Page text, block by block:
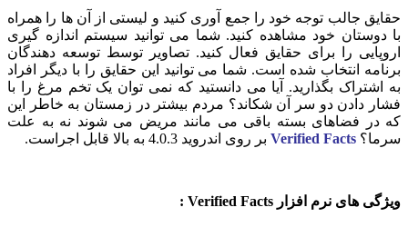
حقایق جالب توجه خود را جمع آوری کنید و لیستی از آن ها را همراه
با دوستان خود مشاهده کنید. شما می توانید سیستم اندازه گیری
اروپایی را برای حقایق فعال کنید. تصاویر توسط توسعه دهندگان
برنامه انتخاب شده است. شما می توانید این حقایق را با دیگر افراد
به اشتراک بگذارید. آیا می دانستید که نمی توان یک تخم مرغ را با
فشار دادن دو سر آن شکاند؟ مردم بیشتر در زمستان به خاطر این
که در فضاهای بسته باقی می مانند مریض می شوند نه به علت
سرما؟ Verified Facts بر روی اندروید 4.0.3 به بالا قابل اجراست.
ویژگی های نرم افزار Verified Facts :